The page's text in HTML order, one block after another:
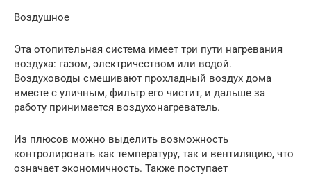
Воздушное
Эта отопительная система имеет три пути нагревания
воздуха: газом, электричеством или водой.
Воздуховоды смешивают прохладный воздух дома
вместе с уличным, фильтр его чистит, и дальше за
работу принимается воздухонагреватель.
Из плюсов можно выделить возможность
контролировать как температуру, так и вентиляцию, что
означает экономичность. Также поступает